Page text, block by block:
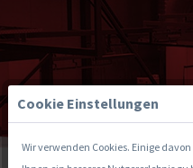
Cookie Einstellungen
Wir verwenden Cookies. Einige